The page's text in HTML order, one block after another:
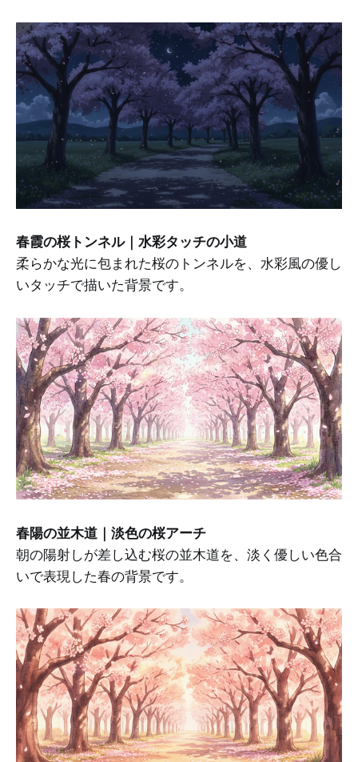
春霞の桜トンネル｜水彩タッチの小道
柔らかな光に包まれた桜のトンネルを、水彩風の優し
いタッチで描いた背景です。
春陽の並木道｜淡色の桜アーチ
朝の陽射しが差し込む桜の並木道を、淡く優しい色合
いで表現した春の背景です。